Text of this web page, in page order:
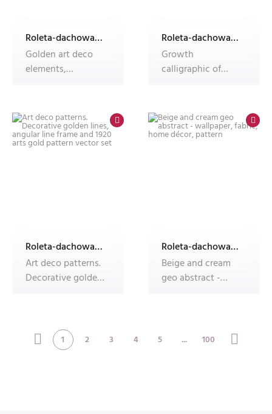
Roleta-dachowa-w-kasecie-Dekolux-z-nadrukiem
Golden art deco
elements,
ornaments, cr
Roleta-dachowa-w-kasecie-Dekolux-z-nadrukiem
Growth
calligraphic of
stylish
Roleta-dachowa-w-kasecie-Dekolux-z-nadrukiem
Art deco patterns.
Decorative golden
Roleta-dachowa-w-kasecie-Dekolux-z-nadrukiem
Beige and cream
geo abstract -
1 2 3 4 5 ... 100